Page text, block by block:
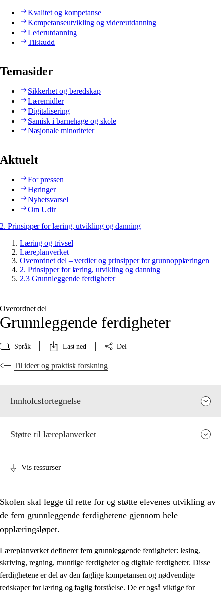
Kvalitet og kompetanse
Kompetanseutvikling og videreutdanning
Lederutdanning
Tilskudd
Temasider
Sikkerhet og beredskap
Læremidler
Digitalisering
Samisk i barnehage og skole
Nasjonale minoriteter
Aktuelt
For pressen
Høringer
Nyhetsvarsel
Om Udir
2. Prinsipper for læring, utvikling og danning
Læring og trivsel
Læreplanverket
Overordnet del – verdier og prinsipper for grunnopplæringen
2. Prinsipper for læring, utvikling og danning
2.3 Grunnleggende ferdigheter
Overordnet del
Grunnleggende ferdigheter
Språk Last ned Del
Til ideer og praktisk forskning
Innholdsfortegnelse
2. Prinsipper for læring, utvikling og danning
Sosial læring og utvikling
Støtte til læreplanverket
Vis ressurser
Skolen skal legge til rette for og støtte elevenes utvikling av
de fem grunnleggende ferdighetene gjennom hele
opplæringsløpet.
Læreplanverket definerer fem grunnleggende ferdigheter: lesing,
skriving, regning, muntlige ferdigheter og digitale ferdigheter. Disse
ferdighetene er del av den faglige kompetansen og nødvendige
redskaper for læring og faglig forståelse. De er også viktige for